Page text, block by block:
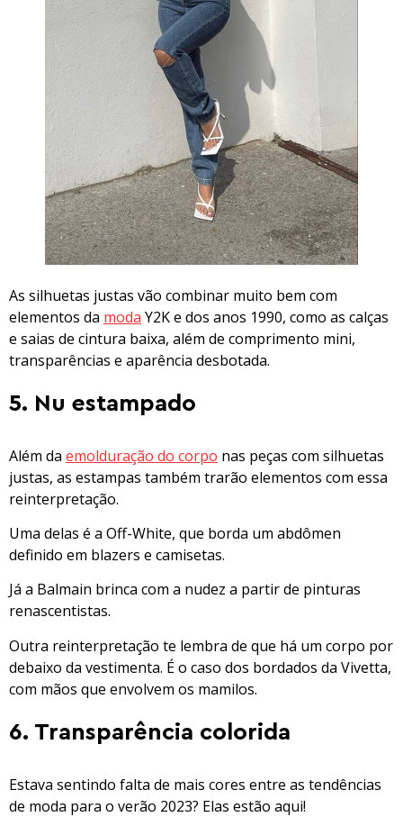
As silhuetas justas vão combinar muito bem com
elementos da moda Y2K e dos anos 1990, como as calças
e saias de cintura baixa, além de comprimento mini,
transparências e aparência desbotada.
5. Nu estampado
Além da emolduração do corpo nas peças com silhuetas
justas, as estampas também trarão elementos com essa
reinterpretação.
Uma delas é a Off-White, que borda um abdômen
definido em blazers e camisetas.
Já a Balmain brinca com a nudez a partir de pinturas
renascentistas.
Outra reinterpretação te lembra de que há um corpo por
debaixo da vestimenta. É o caso dos bordados da Vivetta,
com mãos que envolvem os mamilos.
6. Transparência colorida
Estava sentindo falta de mais cores entre as tendências
de moda para o verão 2023? Elas estão aqui!